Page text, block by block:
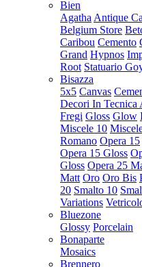
Bien
Agatha Antique
Belgium Store
Caribou Cemento
Grand Hypnos
Root Statuario
Bisazza
5x5 Canvas
Decori In Tecnica
Fregi Gloss Glow
Miscele 10
Romano Opera 15
Opera 15 Gloss
Gloss Opera 25
Matt Oro Oro Bis
20 Smalto 10
Variations
Bluezone
Glossy Porcelain
Bonaparte
Mosaics
Brennero